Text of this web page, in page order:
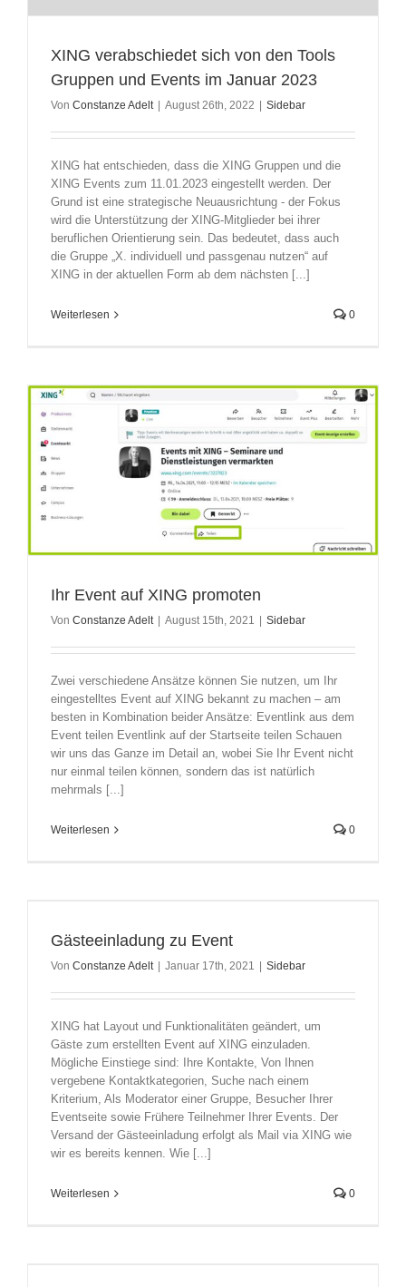
XING verabschiedet sich von den Tools
Gruppen und Events im Januar 2023
Von Constanze Adelt August 26th, 2022 Sidebar
XING hat entschieden, dass die XING Gruppen und die
XING Events zum 11.01.2023 eingestellt werden. Der
Grund ist eine strategische Neuausrichtung - der Fokus
wird die Unterstützung der XING-Mitglieder bei ihrer
beruflichen Orientierung sein. Das bedeutet, dass auch
die Gruppe „X. individuell und passgenau nutzen“ auf
XING in der aktuellen Form ab dem nächsten [...]
Weiterlesen 0
Ihr Event auf XING promoten
Von Constanze Adelt August 15th, 2021 Sidebar
Zwei verschiedene Ansätze können Sie nutzen, um Ihr
eingestelltes Event auf XING bekannt zu machen – am
besten in Kombination beider Ansätze: Eventlink aus dem
Event teilen Eventlink auf der Startseite teilen Schauen
wir uns das Ganze im Detail an, wobei Sie Ihr Event nicht
nur einmal teilen können, sondern das ist natürlich
mehrmals [...]
Weiterlesen 0
Gästeeinladung zu Event
Von Constanze Adelt Januar 17th, 2021 Sidebar
XING hat Layout und Funktionalitäten geändert, um
Gäste zum erstellten Event auf XING einzuladen.
Mögliche Einstiege sind: Ihre Kontakte, Von Ihnen
vergebene Kontaktkategorien, Suche nach einem
Kriterium, Als Moderator einer Gruppe, Besucher Ihrer
Eventseite sowie Frühere Teilnehmer Ihrer Events. Der
Versand der Gästeeinladung erfolgt als Mail via XING wie
wir es bereits kennen. Wie [...]
Weiterlesen 0